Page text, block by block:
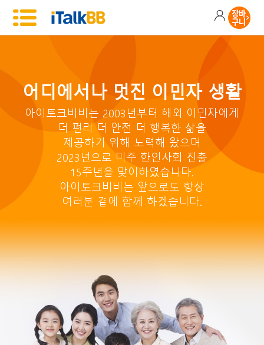
어디에서나 멋진 이민자 생활
아이토크비비는 2003년부터 해외 이민자에게
더 편리 더 안전 더 행복한 삶을
제공하기 위해 노력해 왔으며
2023년으로 미주 한인사회 진출
15주년을 맞이하였습니다.
아이토크비비는 앞으로도 항상
여러분 곁에 함께 하겠습니다.